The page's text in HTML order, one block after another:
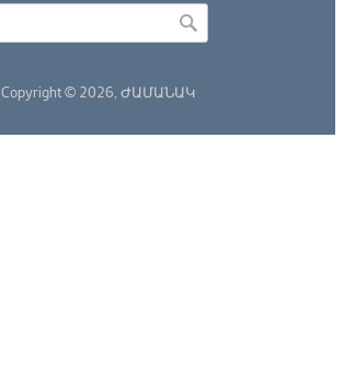
Copyright © 2026, ԺԱՄԱՆԱԿ